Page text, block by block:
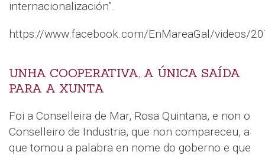
internacionalización”.
https://www.facebook.com/EnMareaGal/videos/
UNHA COOPERATIVA, A ÚNICA SAÍDA
PARA A XUNTA
Foi a Conselleira de Mar, Rosa Quintana, e non o
Conselleiro de Industria, que non compareceu, a
que tomou a palabra en nome do goberno e que